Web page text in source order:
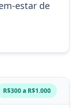
estar de
R$300 a R$1.000